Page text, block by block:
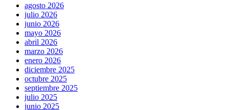
agosto 2026
julio 2026
junio 2026
mayo 2026
abril 2026
marzo 2026
enero 2026
diciembre 2025
octubre 2025
septiembre 2025
julio 2025
junio 2025